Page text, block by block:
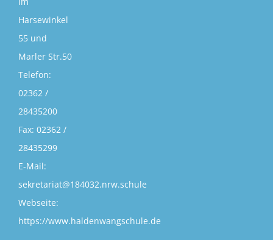
Harsewinkel
55 und
Marler Str.50
Telefon:
02362 /
28435200
Fax: 02362 /
28435299
E-Mail:
sekretariat@184032.nrw.schule
Webseite:
https://www.haldenwangschule.de